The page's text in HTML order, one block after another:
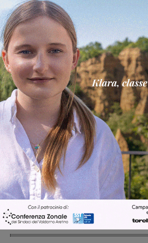
Più lette
Figline Incisa Valdarno 1 Agosto 2026
Piscina di Figline finanziata
Pnrr, il gruppo di Fratelli
ringraziamento al Governo”
Cronaca 3 Agosto 2026
Scomparso da una struttura di
Fiorentino l’uomo che aveva
Levane nel 2020
Cronaca 4 Agosto 2026
Un anno fa la strage in A1 in
Gianni, Giulia e Franco. Lo
processo, lo stop ai sorpassi fra